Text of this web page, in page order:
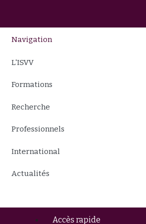
Navigation
L'ISVV
Formations
Recherche
Professionnels
International
Actualités
Accès rapide